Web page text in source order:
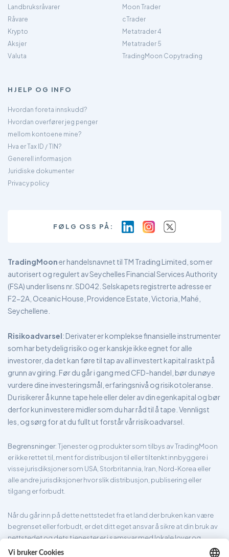
Landbruksråvarer
Råvare
Krypto
Aksjer
Valuta
Moon Trader
cTrader
Metatrader 4
Metatrader 5
TradingMoon Copytrading
HJELP OG INFO
Hvordan foreta innskudd?
Hvordan overfører jeg penger
mellom kontoene mine?
Hva er Tax ID / TIN?
Generell informasjon
Juridiske dokumenter
Privacy policy
FØLG OSS PÅ:
TradingMooner handelsnavnet til TM Trading Limited, som er
autorisert og regulert av Seychelles Financial Services Authority
(FSA) under lisens nr. SD042. Selskapets registrerte adresse er
F2-2A, Oceanic House, Providence Estate, Victoria, Mahé,
Seychellene.
Risikoadvarsel: Derivater er komplekse finansielle instrumenter
som har betydelig risiko og er kanskje ikke egnet for alle
investorer, da det kan føre til tap av all investert kapital raskt på
grunn av giring. Før du går i gang med CFD-handel, bør du nøye
vurdere dine investeringsmål, erfaringsnivå og risikotoleranse.
Du risikerer å kunne tape hele eller deler av din egenkapital og bør
derfor kun investere midler som du har råd til å tape. Vennligst
les, og sørg for at du fullt ut forstår vår risikoadvarsel.
Begrensninger: Tjenester og produkter som tilbys av TradingMoon
er ikke rettet til, ment for distribusjon til eller tiltenkt innbyggere i
visse jurisdiksjoner som USA, Storbritannia, Iran, Nord-Korea eller
alle andre jurisdiksjoner hvor slik distribusjon, publisering eller
tilgang er forbudt.
Når du går inn på dette nettstedet fra et land der bruken kan være
begrenset eller forbudt, er det ditt eget ansvar å sikre at din bruk av
nettstedet og dets tjenester er i samsvar med lokale lover og
forskrifter. TradingMoon garanterer ikke at informasjonen som er